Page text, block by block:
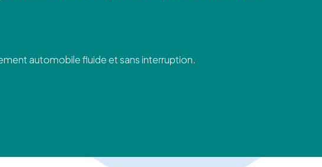
automobile fluide et sans interruption.